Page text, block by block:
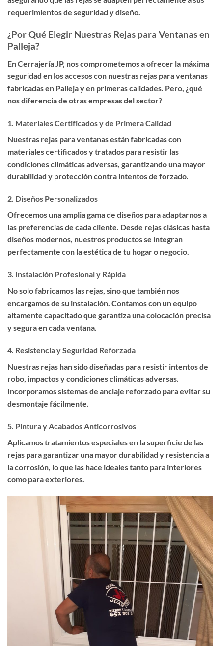
requerimientos de seguridad y diseño.
¿Por Qué Elegir Nuestras Rejas para Ventanas en
Palleja?
En Cerrajería JP, nos comprometemos a ofrecer la máxima
seguridad en los accesos con nuestras rejas para ventanas
fabricadas en Palleja y en primeras calidades . Pero, ¿qué
nos diferencia de otras empresas del sector?
1. Materiales Certificados y de Primera Calidad
Nuestras rejas para ventanas están fabricadas con
materiales certificados y tratados para resistir las
condiciones climáticas adversas, garantizando una mayor
durabilidad y protección contra intentos de forzado.
2. Diseños Personalizados
Ofrecemos una amplia gama de diseños para adaptarnos a
las preferencias de cada cliente. Desde rejas clásicas hasta
diseños modernos, nuestros productos se integran
perfectamente con la estética de tu hogar o negocio.
3. Instalación Profesional y Rápida
No solo fabricamos las rejas, sino que también nos
encargamos de su instalación. Contamos con un equipo
altamente capacitado que garantiza una colocación precisa
y segura en cada ventana.
4. Resistencia y Seguridad Reforzada
Nuestras rejas han sido diseñadas para resistir intentos de
robo, impactos y condiciones climáticas adversas.
Incorporamos sistemas de anclaje reforzado para evitar su
desmontaje fácilmente.
5. Pintura y Acabados Anticorrosivos
Aplicamos tratamientos especiales en la superficie de las
rejas para garantizar una mayor durabilidad y resistencia a
la corrosión, lo que las hace ideales tanto para interiores
como para exteriores.